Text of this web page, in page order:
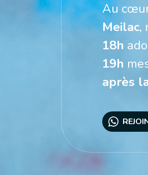
Au
Meilac,
18h
19h
après